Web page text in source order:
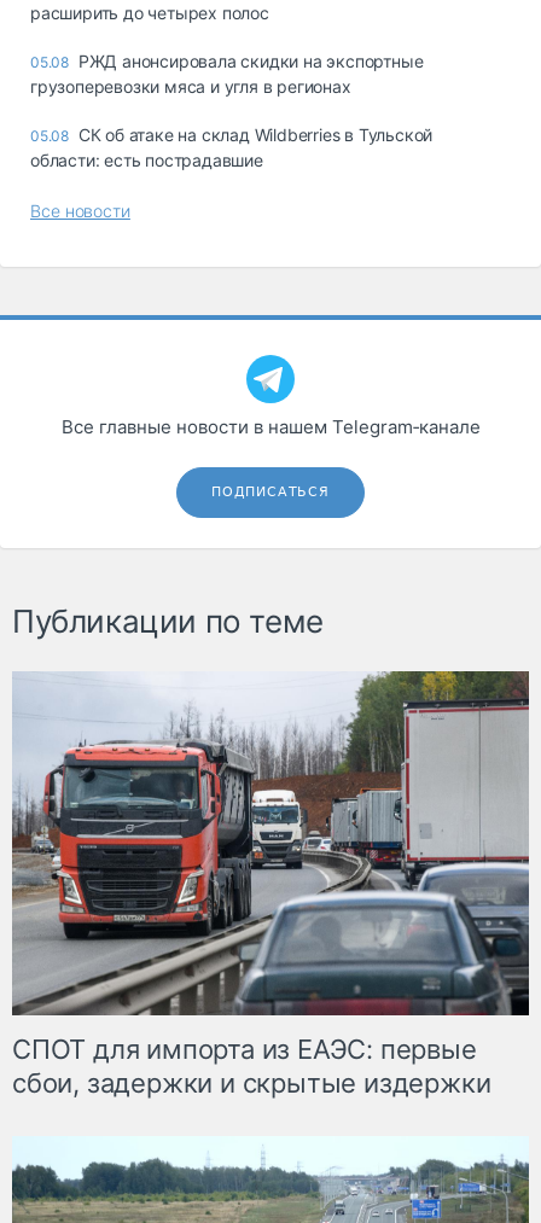
расширить до четырех полос
05.08 РЖД анонсировала скидки на экспортные
грузоперевозки мяса и угля в регионах
05.08 СК об атаке на склад Wildberries в Тульской
области: есть пострадавшие
Все новости
Все главные новости в нашем Telegram‑канале
ПОДПИСАТЬСЯ
Публикации по теме
СПОТ для импорта из ЕАЭС: первые
сбои, задержки и скрытые издержки